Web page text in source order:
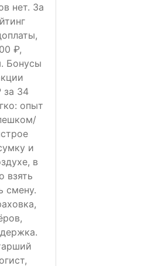
нет. За
₽,
Бонусы
за 34
опыт
и
в
взять
смену.